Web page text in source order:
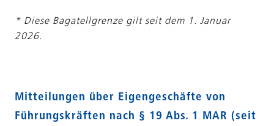
* Diese Bagatellgrenze gilt seit dem 1. Januar
2026.
Mitteilungen über Eigengeschäfte von
Führungskräften nach § 19 Abs. 1 MAR (seit